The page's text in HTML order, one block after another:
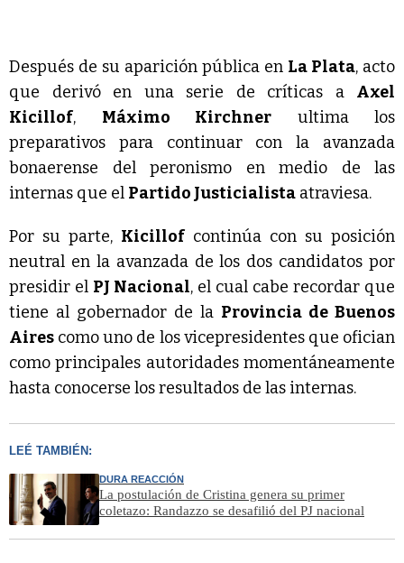
Después de su aparición pública en La Plata, acto
que derivó en una serie de críticas a Axel
Kicillof, Máximo Kirchner ultima los
preparativos para continuar con la avanzada
bonaerense del peronismo en medio de las
internas que el Partido Justicialista atraviesa.
Por su parte, Kicillof continúa con su posición
neutral en la avanzada de los dos candidatos por
presidir el PJ Nacional, el cual cabe recordar que
tiene al gobernador de la Provincia de Buenos
Aires como uno de los vicepresidentes que ofician
como principales autoridades momentáneamente
hasta conocerse los resultados de las internas.
LEÉ TAMBIÉN:
DURA REACCIÓN
La postulación de Cristina genera su primer
coletazo: Randazzo se desafilió del PJ nacional